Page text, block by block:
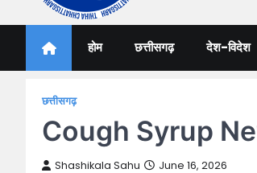
Thiha
होम छत्तीसगढ़ देश-विदेश
छत्तीसगढ़
Cough Syrup New
Shashikala Sahu June 16, 2026